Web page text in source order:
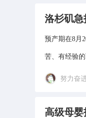
洛杉矶急
预产期在8月
苦、有经验
努力奋
高级母